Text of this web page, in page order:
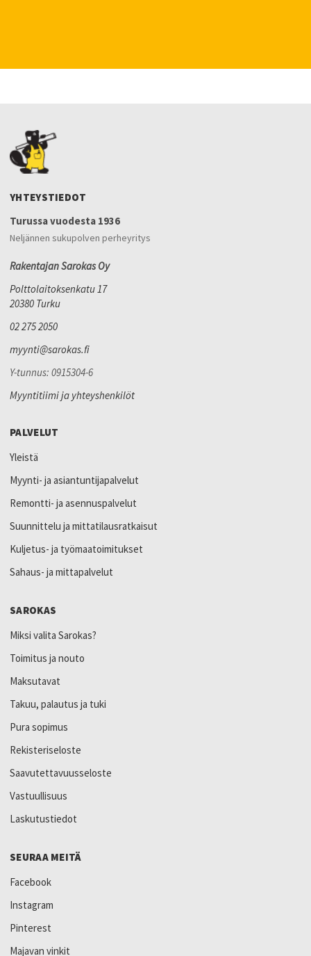
YHTEYSTIEDOT
Turussa vuodesta 1936
Neljännen sukupolven perheyritys
Rakentajan Sarokas Oy
Polttolaitoksenkatu 17
20380 Turku
02 275 2050
myynti@sarokas.fi
Y-tunnus: 0915304-6
Myyntitiimi ja yhteyshenkilöt
PALVELUT
Yleistä
Myynti- ja asiantuntijapalvelut
Remontti- ja asennuspalvelut
Suunnittelu ja mittatilausratkaisut
Kuljetus- ja työmaatoimitukset
Sahaus- ja mittapalvelut
SAROKAS
Miksi valita Sarokas?
Toimitus ja nouto
Maksutavat
Takuu, palautus ja tuki
Pura sopimus
Rekisteriseloste
Saavutettavuusseloste
Vastuullisuus
Laskutustiedot
SEURAA MEITÄ
Facebook
Instagram
Pinterest
Majavan vinkit